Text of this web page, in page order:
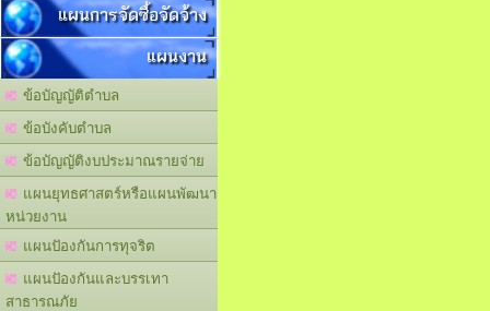
แผนการจัดซื้อจัดจ้าง
แผนงาน
ข้อบัญญัติตำบล
ข้อบังคับตำบล
ข้อบัญญัติงบประมาณรายจ่าย
แผนยุทธศาสตร์หรือแผนพัฒนา
หน่วยงาน
แผนปัองกันการทุจริต
แผนปัองกันและบรรเทา
สาธารณภัย